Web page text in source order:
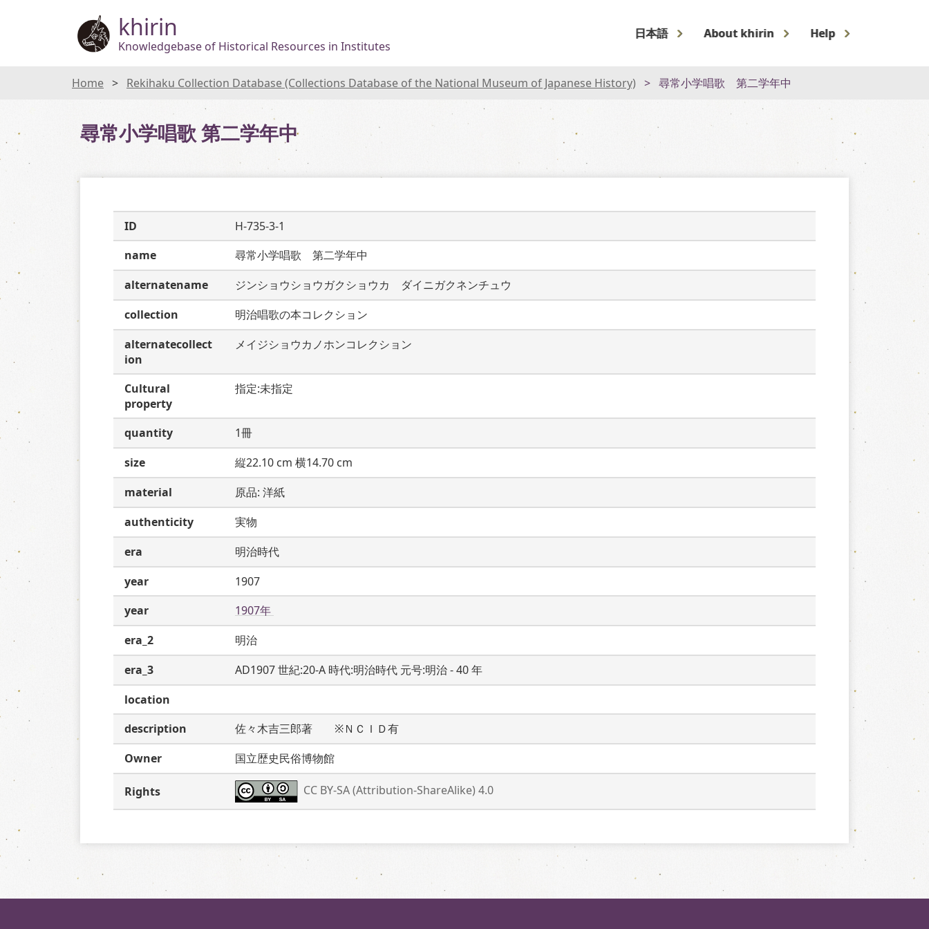
khirin
Knowledgebase of Historical Resources in Institutes
日本語 About khirin Help
Home Rekihaku Collection Database (Collections Database of the National Museum of Japanese History) 尋常小学唱歌 第二学年中
尋常小学唱歌 第二学年中
ID
H-735-3-1
name
尋常小学唱歌　第二学年中
alternatename
ジンショウショウガクショウカ　ダイニガクネンチュウ
collection
明治唱歌の本コレクション
alternatecollect
ion
メイジショウカノホンコレクション
Cultural
property
指定:未指定
quantity
1冊
size
縦22.10 cm 横14.70 cm
material
原品: 洋紙
authenticity
実物
era
明治時代
year
1907
year
1907年
era_2
明治
era_3
AD1907 世紀:20-A 時代:明治時代 元号:明治 - 40 年
location
description
佐々木吉三郎著　　※ＮＣＩＤ有
Owner
国立歴史民俗博物館
Rights CC BY-SA (Attribution-ShareAlike) 4.0